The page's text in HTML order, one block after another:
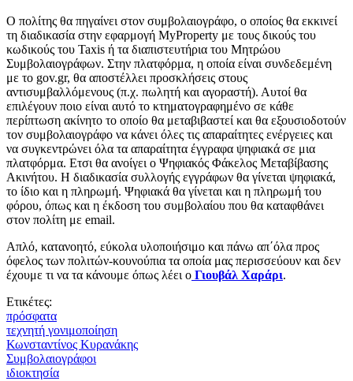
Ο πολίτης θα πηγαίνει στον συμβολαιογράφο, ο οποίος θα εκκινεί
τη διαδικασία στην εφαρμογή MyProperty με τους δικούς του
κωδικούς του Taxis ή τα διαπιστευτήρια του Μητρώου
Συμβολαιογράφων. Στην πλατφόρμα, η οποία είναι συνδεδεμένη
με το gov.gr, θα αποστέλλει προσκλήσεις στους
αντισυμβαλλόμενους (π.χ. πωλητή και αγοραστή). Αυτοί θα
επιλέγουν ποιο είναι αυτό το κτηματογραφημένο σε κάθε
περίπτωση ακίνητο το οποίο θα μεταβιβαστεί και θα εξουσιοδοτούν
τον συμβολαιογράφο να κάνει όλες τις απαραίτητες ενέργειες και
να συγκεντρώνει όλα τα απαραίτητα έγγραφα ψηφιακά σε μια
πλατφόρμα. Ετσι θα ανοίγει ο Ψηφιακός Φάκελος Μεταβίβασης
Ακινήτου. Η διαδικασία συλλογής εγγράφων θα γίνεται ψηφιακά,
το ίδιο και η πληρωμή. Ψηφιακά θα γίνεται και η πληρωμή του
φόρου, όπως και η έκδοση του συμβολαίου που θα καταφθάνει
στον πολίτη με email.
Απλό, κατανοητό, εύκολα υλοποιήσιμο και πάνω απ΄όλα προς
όφελος των πολιτών-κουνούπια τα οποία μας περισσεύουν και δεν
έχουμε τι να τα κάνουμε όπως λέει ο Γιουβάλ Χαράρι.
Ετικέτες:
πρόσφατα
τεχνητή γονιμοποίηση
Κωνσταντίνος Κυρανάκης
Συμβολαιογράφοι
ιδιοκτησία